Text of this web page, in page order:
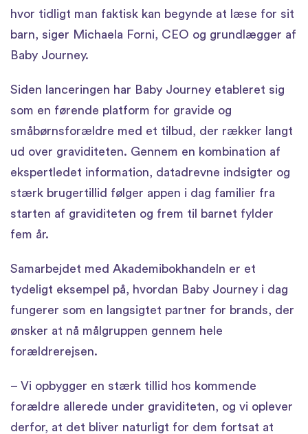
hvor tidligt man faktisk kan begynde at læse for sit
barn, siger Michaela Forni, CEO og grundlægger af
Baby Journey.
Siden lanceringen har Baby Journey etableret sig
som en førende platform for gravide og
småbørnsforældre med et tilbud, der rækker langt
ud over graviditeten. Gennem en kombination af
ekspertledet information, datadrevne indsigter og
stærk brugertillid følger appen i dag familier fra
starten af graviditeten og frem til barnet fylder
fem år.
Samarbejdet med Akademibokhandeln er et
tydeligt eksempel på, hvordan Baby Journey i dag
fungerer som en langsigtet partner for brands, der
ønsker at nå målgruppen gennem hele
forældrerejsen.
– Vi opbygger en stærk tillid hos kommende
forældre allerede under graviditeten, og vi oplever
derfor, at det bliver naturligt for dem fortsat at